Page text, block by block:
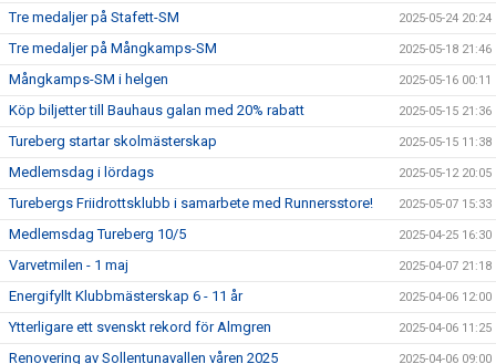
Tre medaljer på Stafett-SM 2025-05-24 20:24
Tre medaljer på Mångkamps-SM 2025-05-18 21:46
Mångkamps-SM i helgen 2025-05-16 00:11
Köp biljetter till Bauhaus galan med 20% rabatt 2025-05-15 21:36
Tureberg startar skolmästerskap 2025-05-15 11:38
Medlemsdag i lördags 2025-05-12 20:05
Turebergs Friidrottsklubb i samarbete med Runnersstore! 2025-05-07 15:33
Medlemsdag Tureberg 10/5 2025-04-25 16:30
Varvetmilen - 1 maj 2025-04-07 21:18
Energifyllt Klubbmästerskap 6 - 11 år 2025-04-06 12:00
Ytterligare ett svenskt rekord för Almgren 2025-04-06 11:25
Renovering av Sollentunavallen våren 2025 2025-04-06 09:00